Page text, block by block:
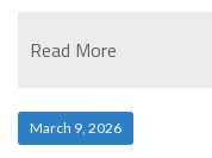
Read More
March 9, 2026